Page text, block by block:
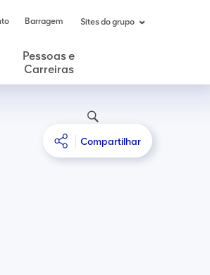
Barragem Sites do grupo
Pessoas e
Carreiras
Compartilhar